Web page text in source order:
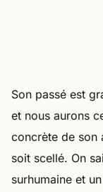
Son passé est
et nous aurons
concrète de son
soit scellé. On
surhumaine et